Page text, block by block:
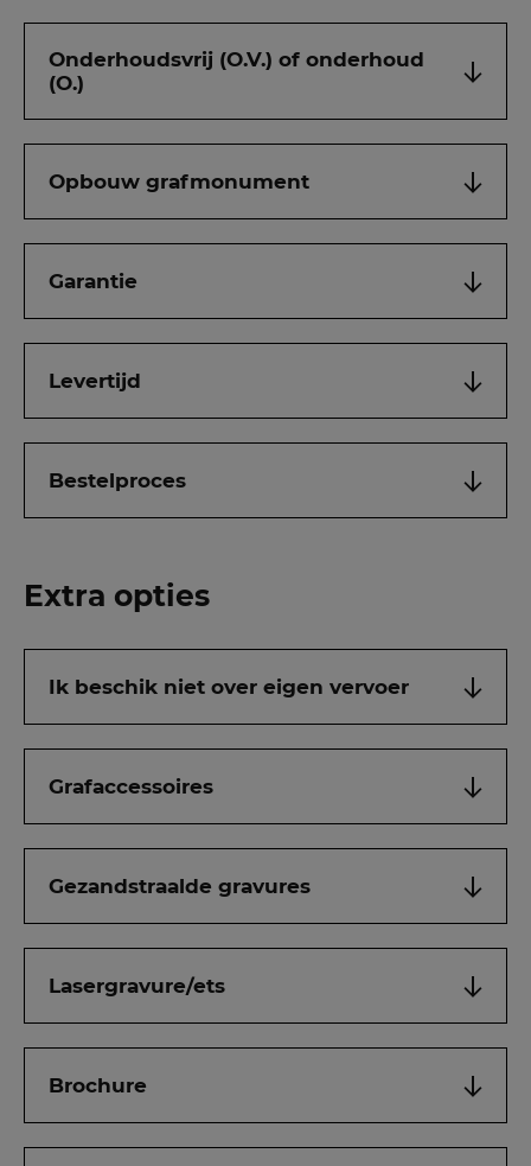
Onderhoudsvrij (O.V.) of onderhoud
(O.)
Opbouw grafmonument
Garantie
Levertijd
Bestelproces
Extra opties
Ik beschik niet over eigen vervoer
Grafaccessoires
Gezandstraalde gravures
Lasergravure/ets
Brochure